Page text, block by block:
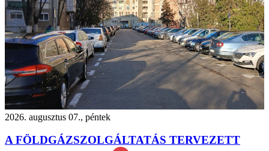
2026. augusztus 07., péntek
A FÖLDGÁZSZOLGÁLTATÁS TERVEZETT